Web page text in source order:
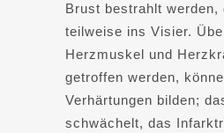
Brust bestrahlt werden,
teilweise ins Visier.
Herzmuskel und
getroffen werden,
Verhärtungen bilden;
schwächelt, das